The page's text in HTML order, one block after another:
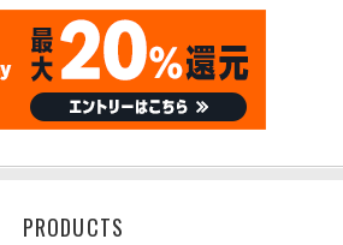
PRODUCTS